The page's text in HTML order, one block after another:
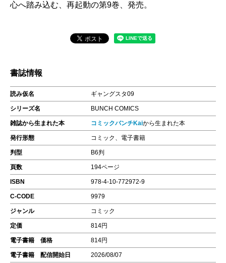
心へ踏み込む、再起動の第9巻、発売。
書誌情報
読み仮名 ギャングスタ09
シリーズ名 BUNCH COMICS
雑誌から生まれた本 コミックバンチKaiから生まれた本
発行形態 コミック、電子書籍
判型 B6判
頁数 194ページ
ISBN 978-4-10-772972-9
C-CODE 9979
ジャンル コミック
定価 814円
電子書籍 価格 814円
電子書籍 配信開始日 2026/08/07